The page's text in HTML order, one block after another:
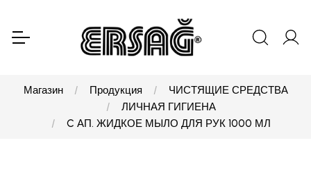
Магазин Продукция
ЧИСТЯЩИЕ СРЕДСТВА
ЛИЧНАЯ ГИГИЕНА
C АП. ЖИДКОЕ МЫЛО ДЛЯ РУК 1000 МЛ